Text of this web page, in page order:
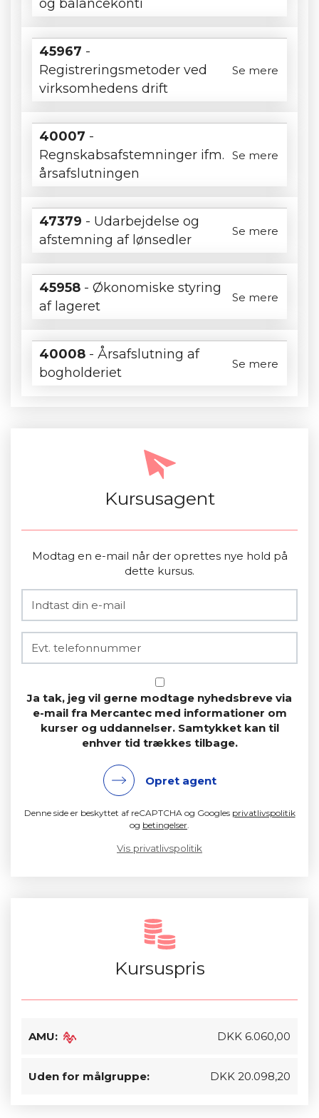
og balancekonti
45967 -
Registreringsmetoder ved
virksomhedens drift
Se mere
40007 -
Regnskabsafstemninger ifm.
årsafslutningen
Se mere
47379 - Udarbejdelse og
afstemning af lønsedler
Se mere
45958 - Økonomiske styring
af lageret
Se mere
40008 - Årsafslutning af
bogholderiet
Se mere
Kursusagent
Modtag en e-mail når der oprettes nye hold på
dette kursus.
Ja tak, jeg vil gerne modtage nyhedsbreve via
e-mail fra Mercantec med informationer om
kurser og uddannelser. Samtykket kan til
enhver tid trækkes tilbage.
Opret agent
Denne side er beskyttet af reCAPTCHA og Googles privatlivspolitik
og betingelser.
Vis privatlivspolitik
Kursuspris
AMU: DKK 6.060,00
Uden for målgruppe: DKK 20.098,20